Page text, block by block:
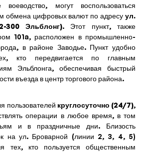
воеводство, могут воспользоваться
обмена цифровых валют по адресу ул.
300 Эльблонг). Этот пункт, также
101a, расположен в промышленно-
в районе Заводье. Пункт удобно
кто передвигается по главным
Эльблонга, обеспечивая быстрый
въезда в центр торгового района.
пользователей круглосуточно (24/7),
операции в любое время, в том
и в праздничные дни. Близость
на ул. Броварной (линии 2, 3, 4, 5)
тех, кто пользуется общественным